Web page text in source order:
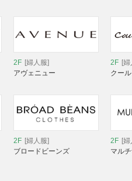
2F [婦人服]
アヴェニュー
2F [
クー
2F [婦人服]
ブロードビーンズ
2F [
マル